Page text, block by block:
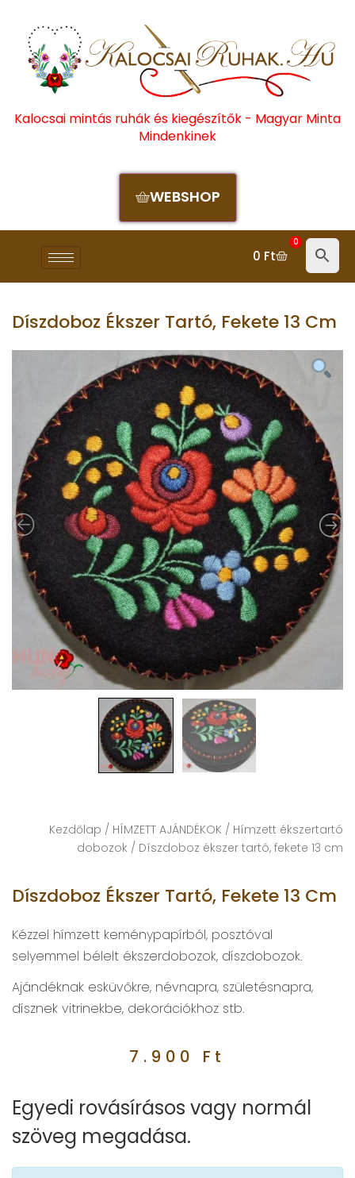
Kalocsai mintás ruhák és kiegészítők - Magyar Minta
Mindenkinek
WEBSHOP
0 Ft
0
Díszdoboz Ékszer Tartó, Fekete 13 Cm
Kezdőlap / HÍMZETT AJÁNDÉKOK / Hímzett ékszertartó
dobozok / Díszdoboz ékszer tartó, fekete 13 cm
Díszdoboz Ékszer Tartó, Fekete 13 Cm
Kézzel hímzett keménypapírból, posztóval
selyemmel bélelt ékszerdobozok, díszdobozok.
Ajándéknak esküvőkre, névnapra, születésnapra,
dísznek vitrinekbe, dekorációkhoz stb.
7.900 Ft
Egyedi rovásírásos vagy normál
szöveg megadása.